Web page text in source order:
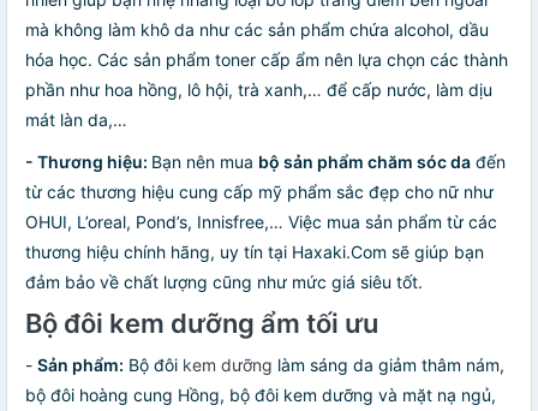
mà không làm khô da như các sản phẩm chứa alcohol, dầu
hóa học. Các sản phẩm toner cấp ẩm nên lựa chọn các thành
phần như hoa hồng, lô hội, trà xanh,… để cấp nước, làm dịu
mát làn da,…
- Thương hiệu: Bạn nên mua bộ sản phẩm chăm sóc da đến
từ các thương hiệu cung cấp mỹ phẩm sắc đẹp cho nữ như
OHUI, L’oreal, Pond’s, Innisfree,… Việc mua sản phẩm từ các
thương hiệu chính hãng, uy tín tại Haxaki.Com sẽ giúp bạn
đảm bảo về chất lượng cũng như mức giá siêu tốt.
Bộ đôi kem dưỡng ẩm tối ưu
- Sản phẩm: Bộ đôi kem dưỡng làm sáng da giảm thâm nám,
bộ đôi hoàng cung Hồng, bộ đôi kem dưỡng và mặt nạ ngủ,